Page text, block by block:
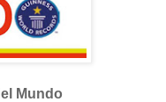
Mundo